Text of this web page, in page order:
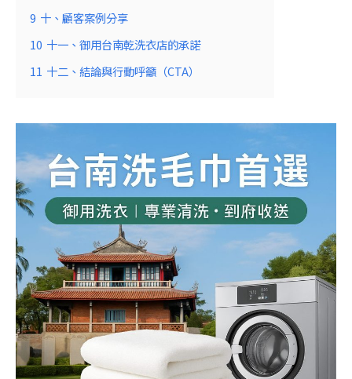
9 十、顧客案例分享
10 十一、御用台南乾洗衣店的承諾
11 十二、結論與行動呼籲（CTA）